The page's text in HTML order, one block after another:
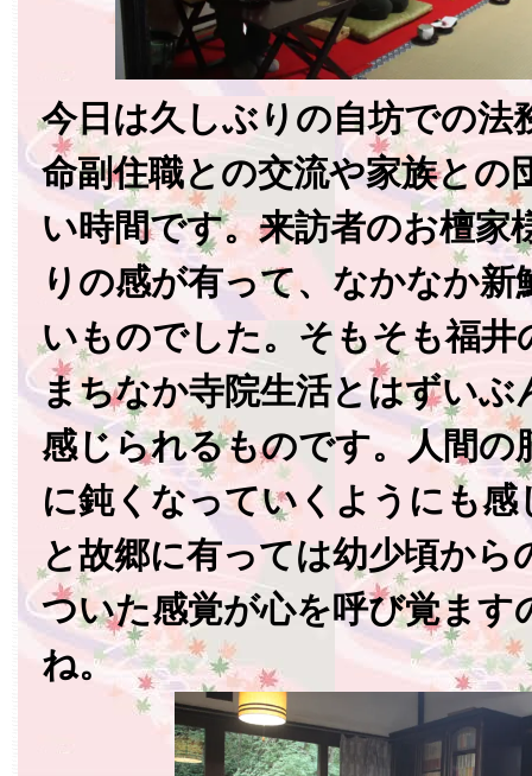
今日は久しぶりの自坊での法
命副住職との交流や家族との
い時間です。来訪者のお檀家
りの感が有って、なかなか
いものでした。そもそも福井
まちなか寺院生活とはずいぶ
感じられるものです。人間の
に鈍くなっていくようにも
と故郷に有っては幼少頃から
ついた感覚が心を呼び覚ます
ね。